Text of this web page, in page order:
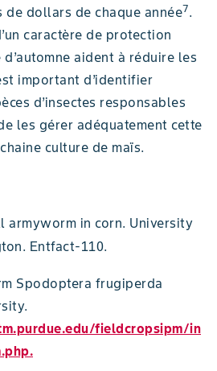
de dollars de chaque année7.
caractère de protection
aident à réduire les
important d’identifier
d’insectes responsables
les gérer adéquatement cette
culture de maïs.
armyworm in corn. University
Entfact-110.
Spodoptera frugiperda
fieldcropsipm/in